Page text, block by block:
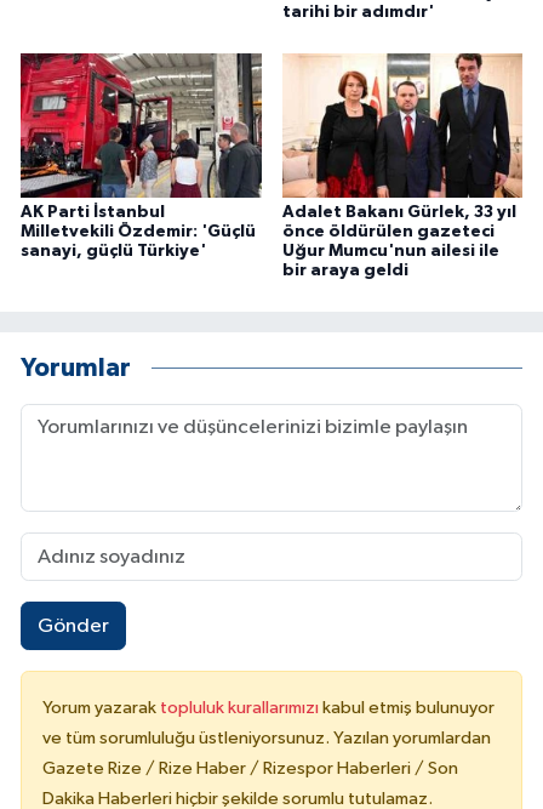
tarihi bir adımdır'
AK Parti İstanbul
Milletvekili Özdemir: 'Güçlü
sanayi, güçlü Türkiye'
Adalet Bakanı Gürlek, 33 yıl
önce öldürülen gazeteci
Uğur Mumcu'nun ailesi ile
bir araya geldi
Yorumlar
Gönder
Yorum yazarak topluluk kurallarımızı kabul etmiş bulunuyor
ve tüm sorumluluğu üstleniyorsunuz. Yazılan yorumlardan
Gazete Rize / Rize Haber / Rizespor Haberleri / Son
Dakika Haberleri hiçbir şekilde sorumlu tutulamaz.